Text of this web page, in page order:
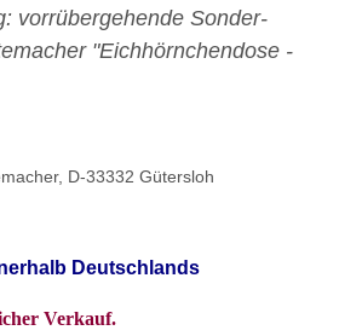
vorrübergehende Sonder-
"Eichhörnchendose -
D-33332 Gütersloh
Deutschlands
Verkauf.